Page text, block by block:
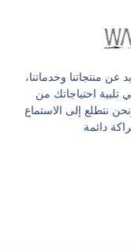
عن منتجاتنا وخدماتنا،
احتياجاتك من
نتطلع إلى الاستماع